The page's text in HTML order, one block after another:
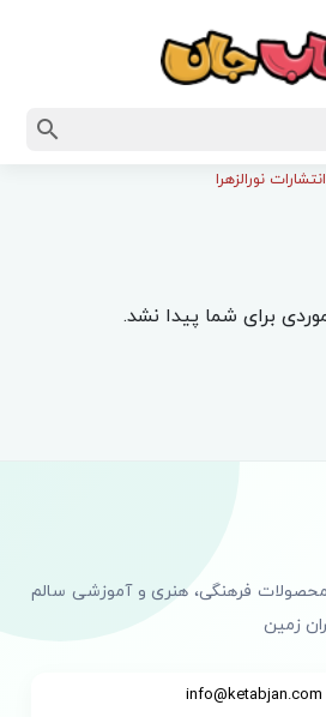
انتشارات نورالزهرا
برای شما پیدا نشد.
فرهنگی، هنری و آموزشی سالم
زمین